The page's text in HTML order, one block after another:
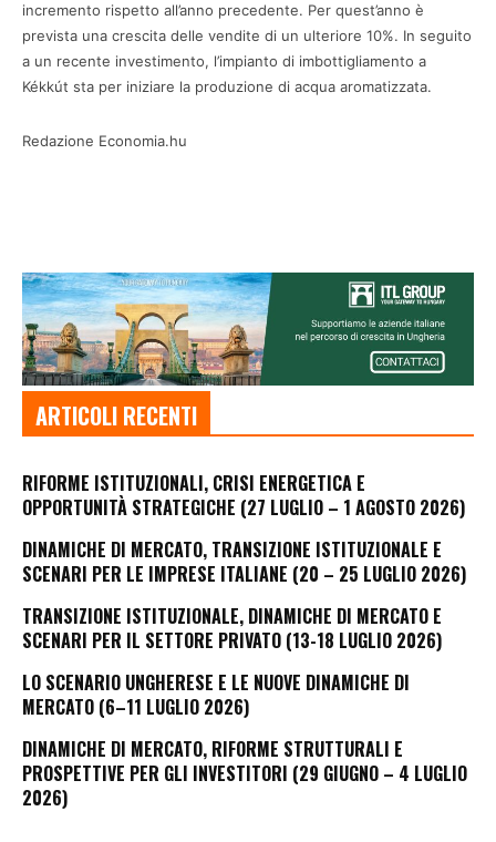
incremento rispetto all’anno precedente. Per quest’anno è
prevista una crescita delle vendite di un ulteriore 10%. In seguito
a un recente investimento, l’impianto di imbottigliamento a
Kékkút sta per iniziare la produzione di acqua aromatizzata.
Redazione Economia.hu
ARTICOLI RECENTI
RIFORME ISTITUZIONALI, CRISI ENERGETICA E
OPPORTUNITÀ STRATEGICHE (27 LUGLIO – 1 AGOSTO 2026)
DINAMICHE DI MERCATO, TRANSIZIONE ISTITUZIONALE E
SCENARI PER LE IMPRESE ITALIANE (20 – 25 LUGLIO 2026)
TRANSIZIONE ISTITUZIONALE, DINAMICHE DI MERCATO E
SCENARI PER IL SETTORE PRIVATO (13-18 LUGLIO 2026)
LO SCENARIO UNGHERESE E LE NUOVE DINAMICHE DI
MERCATO (6–11 LUGLIO 2026)
DINAMICHE DI MERCATO, RIFORME STRUTTURALI E
PROSPETTIVE PER GLI INVESTITORI (29 GIUGNO – 4 LUGLIO
2026)